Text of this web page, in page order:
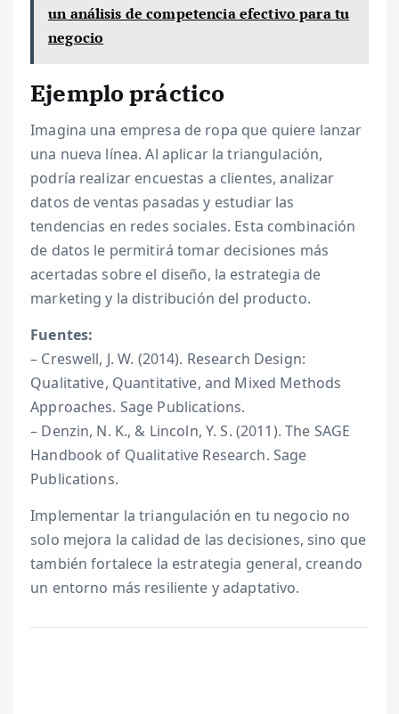
un análisis de competencia efectivo para tu
negocio
Ejemplo práctico
Imagina una empresa de ropa que quiere lanzar
una nueva línea. Al aplicar la triangulación,
podría realizar encuestas a clientes, analizar
datos de ventas pasadas y estudiar las
tendencias en redes sociales. Esta combinación
de datos le permitirá tomar decisiones más
acertadas sobre el diseño, la estrategia de
marketing y la distribución del producto.
Fuentes:
– Creswell, J. W. (2014). Research Design:
Qualitative, Quantitative, and Mixed Methods
Approaches. Sage Publications.
– Denzin, N. K., & Lincoln, Y. S. (2011). The SAGE
Handbook of Qualitative Research. Sage
Publications.
Implementar la triangulación en tu negocio no
solo mejora la calidad de las decisiones, sino que
también fortalece la estrategia general, creando
un entorno más resiliente y adaptativo.